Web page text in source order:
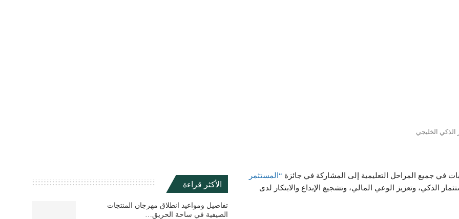
الذكي الخليجي
في جميع المراحل التعليمية إلى المشاركة في جائزة “المستثمر
الذكي، وتعزيز الوعي المالي، وتشجيع الإبداع والابتكار لدى
الأكثر قراءة
تفاصيل ومواعيد انطلاق مهرجان المنتجات
الصيفية في ساحة الحريق…